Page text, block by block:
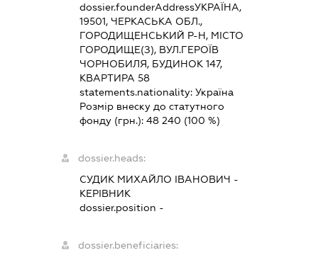
dossier.founderAddressУКРАЇНА,
19501, ЧЕРКАСЬКА ОБЛ.,
ГОРОДИЩЕНСЬКИЙ Р-Н, МІСТО
ГОРОДИЩЕ(З), ВУЛ.ГЕРОЇВ
ЧОРНОБИЛЯ, БУДИНОК 147,
КВАРТИРА 58
statements.nationality:Україна
Розмір внеску до статутного
фонду (грн.):48 240 (100 %)
dossier.heads:
СУДИК МИХАЙЛО ІВАНОВИЧ -
КЕРІВНИК
dossier.position -
dossier.beneficiaries: